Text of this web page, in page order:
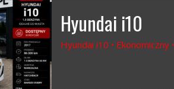
Hyundai i10
Hyundai i10 •